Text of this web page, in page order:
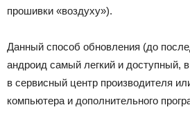
прошивки «воздуху»).
Данный способ обновления (до
андроид самый легкий и доступный,
в сервисный центр производителя
компьютера и дополнительного